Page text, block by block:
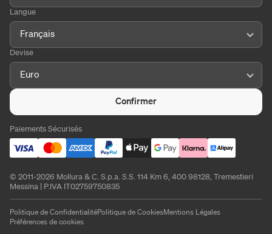
Langue
Français
Devise
Euro
Confirmer
Paiements Sécurisés
© 2011-2026 Mollura & C. S.p.a. S.S. 114 Km 6, 400 98128, Tremestieri
Messina | P.IVA IT02759750835
Politique de ConfidentialitéPolitique de CookiesMentions Légales
Préférences de cookies